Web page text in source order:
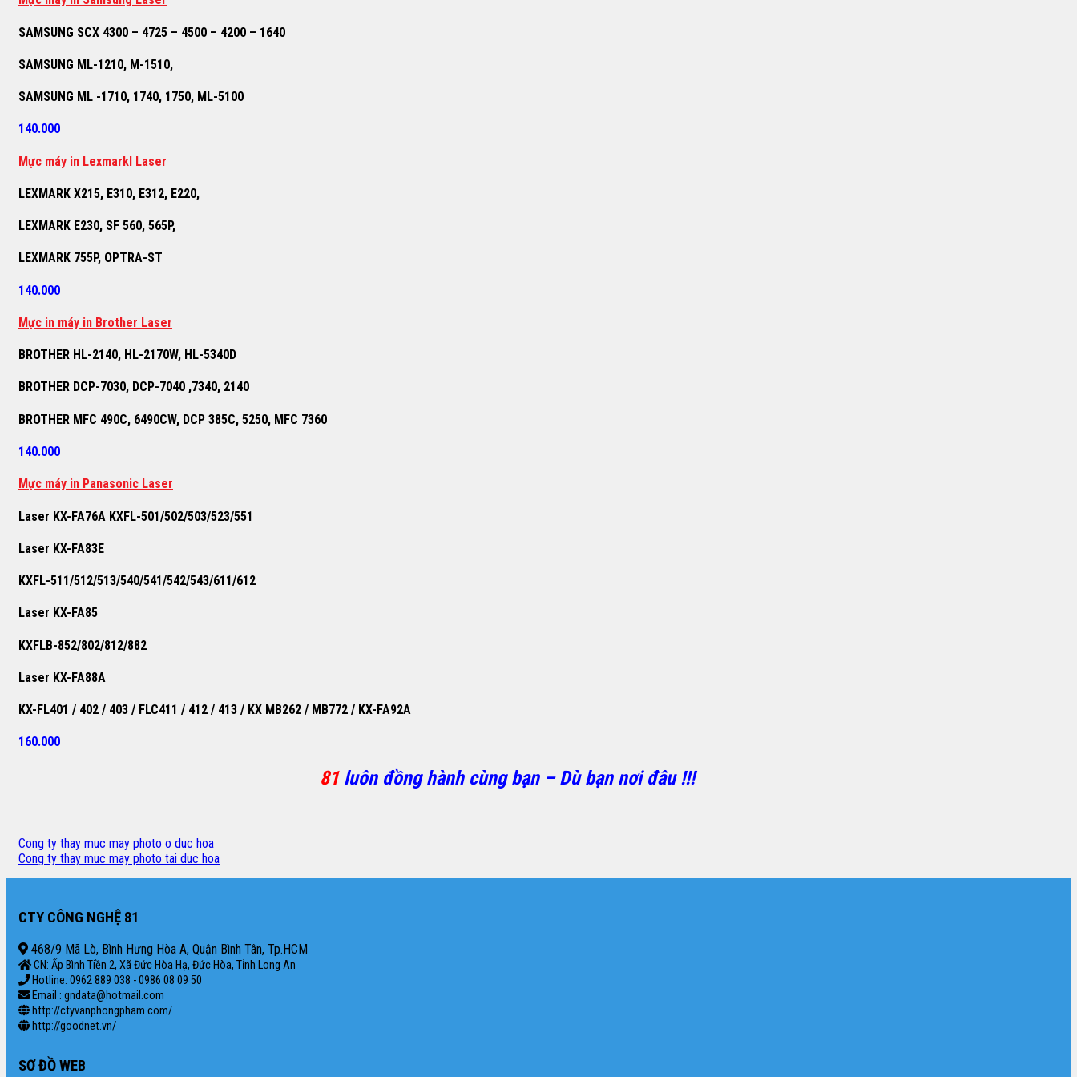
SAMSUNG SCX 4300 – 4725 – 4500 – 4200 – 1640
SAMSUNG ML-1210, M-1510,
SAMSUNG ML -1710, 1740, 1750, ML-5100
140.000
Mực máy in Lexmarkl Laser
LEXMARK X215, E310, E312, E220,
LEXMARK E230, SF 560, 565P,
LEXMARK 755P, OPTRA-ST
140.000
Mực in máy in Brother Laser
BROTHER HL-2140, HL-2170W, HL-5340D
BROTHER DCP-7030, DCP-7040 ,7340, 2140
BROTHER MFC 490C, 6490CW, DCP 385C, 5250, MFC 7360
140.000
Mực máy in Panasonic Laser
Laser KX-FA76A KXFL-501/502/503/523/551
Laser KX-FA83E
KXFL-511/512/513/540/541/542/543/611/612
Laser KX-FA85
KXFLB-852/802/812/882
Laser KX-FA88A
KX-FL401 / 402 / 403 / FLC411 / 412 / 413 / KX MB262 / MB772 / KX-FA92A
160.000
81luôn đồng hành cùng bạn – Dù bạn nơi đâu !!!
Cong ty thay muc may photo o duc hoa
Cong ty thay muc may photo tai duc hoa
CTY CÔNG NGHỆ 81
468/9 Mã Lò, Bình Hưng Hòa A, Quận Bình Tân, Tp.HCM
CN: Ấp Bình Tiền 2, Xã Đức Hòa Hạ, Đức Hòa, Tỉnh Long An
Hotline: 0962 889 038 - 0986 08 09 50
Email : gndata@hotmail.com
http://ctyvanphongpham.com/
http://goodnet.vn/
SƠ ĐỒ WEB